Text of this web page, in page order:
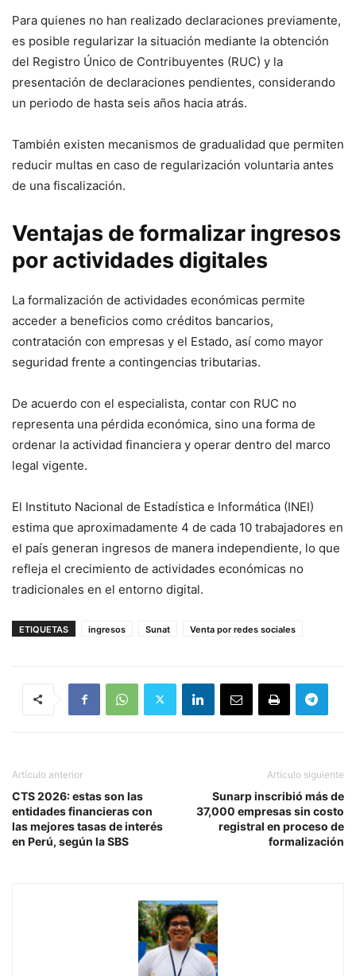
Para quienes no han realizado declaraciones previamente,
es posible regularizar la situación mediante la obtención
del Registro Único de Contribuyentes (RUC) y la
presentación de declaraciones pendientes, considerando
un periodo de hasta seis años hacia atrás.
También existen mecanismos de gradualidad que permiten
reducir multas en caso de regularización voluntaria antes
de una fiscalización.
Ventajas de formalizar ingresos
por actividades digitales
La formalización de actividades económicas permite
acceder a beneficios como créditos bancarios,
contratación con empresas y el Estado, así como mayor
seguridad frente a contingencias tributarias.
De acuerdo con el especialista, contar con RUC no
representa una pérdida económica, sino una forma de
ordenar la actividad financiera y operar dentro del marco
legal vigente.
El Instituto Nacional de Estadística e Informática (INEI)
estima que aproximadamente 4 de cada 10 trabajadores en
el país generan ingresos de manera independiente, lo que
refleja el crecimiento de actividades económicas no
tradicionales en el entorno digital.
ETIQUETAS ingresos Sunat Venta por redes sociales
Artículo anterior
CTS 2026: estas son las
entidades financieras con
las mejores tasas de interés
en Perú, según la SBS
Artículo siguiente
Sunarp inscribió más de
37,000 empresas sin costo
registral en proceso de
formalización